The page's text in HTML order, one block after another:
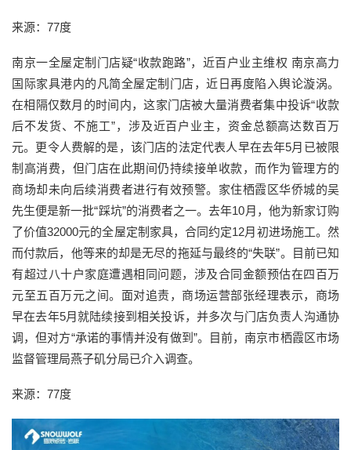
来源：77度
南京一全屋定制门店疑“收款跑路”，近百户业主维权 南京高力
国际家具港内的凡简全屋定制门店，近日再度陷入舆论漩涡。
在相隔仅数月的时间内，这家门店被大量消费者集中投诉“收款
后不发货、不施工”，涉及近百户业主，资金总额高达数百万
元。更令人费解的是，该门店的法定代表人早在去年5月已被限
制高消费，但门店在此期间仍持续接单收款，而作为管理方的
商场却未向后续消费者进行有效预警。家住栖霞区华侨城的吴
先生便是新一批“踩坑”的消费者之一。去年10月，他为新家订购
了价值32000元的全屋定制家具，合同约定12月初进场施工。然
而付款后，他等来的却是无尽的拖延与最终的“失联”。目前已知
有超过八十户家庭遭遇相同问题，涉及合同金额预估在四百万
元至五百万元之间。面对追责，商场运营部张经理表示，商场
早在去年5月就陆续接到相关投诉，并多次与门店负责人沟通协
调，但对方“承诺的事情并没有做到”。目前，南京市栖霞区市场
监督管理局燕子矶分局已介入调查。
来源：77度